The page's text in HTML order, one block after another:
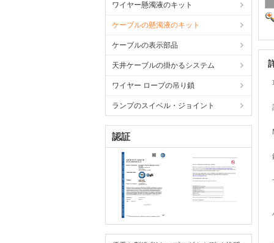
ワイヤー懸濁液のキット
ケーブルの懸濁液のキット
ケーブルの表示部品
天井ケーブルの掛かるシステム
ワイヤー ロープの吊り鎖
ランプのスイベル・ジョイント
認証